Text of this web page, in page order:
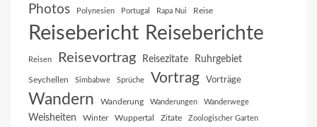
Photos Polynesien Portugal Rapa Nui Reise
Reisebericht Reiseberichte
Reisen Reisevortrag Reisezitate Ruhrgebiet
Seychellen Simbabwe Sprüche Vortrag Vorträge
Wandern Wanderung Wanderungen Wanderwege
Weisheiten Winter Wuppertal Zitate Zoologischer Garten